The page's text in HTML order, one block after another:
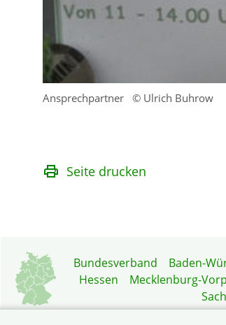
Ansprechpartner © Ulrich Buhrow
Seite drucken
Bundesverband Baden-
Hessen
Mecklenburg-